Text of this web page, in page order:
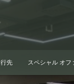
先 スペシャル オフ